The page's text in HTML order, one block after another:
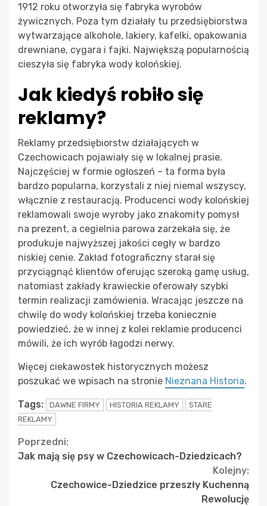
1912 roku otworzyła się fabryka wyrobów
żywicznych. Poza tym działały tu przedsiębiorstwa
wytwarzające alkohole, lakiery, kafelki, opakowania
drewniane, cygara i fajki. Największą popularnością
cieszyła się fabryka wody kolońskiej.
Jak kiedyś robiło się
reklamy?
Reklamy przedsiębiorstw działających w
Czechowicach pojawiały się w lokalnej prasie.
Najczęściej w formie ogłoszeń – ta forma była
bardzo popularna, korzystali z niej niemal wszyscy,
włącznie z restauracją. Producenci wody kolońskiej
reklamowali swoje wyroby jako znakomity pomysł
na prezent, a cegielnia parowa zarzekała się, że
produkuje najwyższej jakości cegły w bardzo
niskiej cenie. Zakład fotograficzny starał się
przyciągnąć klientów oferując szeroką gamę usług,
natomiast zakłady krawieckie oferowały szybki
termin realizacji zamówienia. Wracając jeszcze na
chwilę do wody kolońskiej trzeba koniecznie
powiedzieć, że w innej z kolei reklamie producenci
mówili, że ich wyrób łagodzi nerwy.
Więcej ciekawostek historycznych możesz
poszukać we wpisach na stronie Nieznana Historia.
Tags: DAWNE FIRMY HISTORIA REKLAMY
STARE
REKLAMY
Continue
Reading
Poprzedni:
Jak mają się psy w Czechowicach-Dziedzicach?
Kolejny:
Czechowice-Dziedzice przeszły Kuchenną
Rewolucję